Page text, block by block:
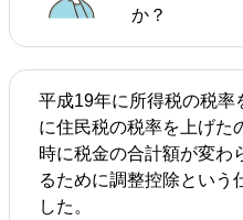
か？
平成19年に所得税の税率
に住民税の税率を上げた
時に税金の合計額が変わ
るために調整控除という
した。